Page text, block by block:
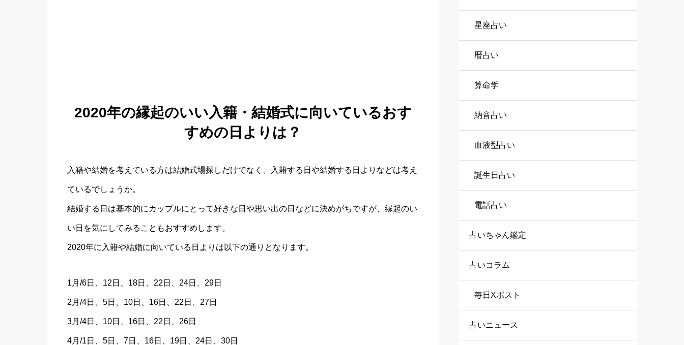
2020年の縁起のいい入籍・結婚式に向いているおす
すめの日よりは？
入籍や結婚を考えている方は結婚式場探しだけでなく、入籍する日や結婚する日よりなどは考え
ているでしょうか。
結婚する日は基本的にカップルにとって好きな日や思い出の日などに決めがちですが、縁起のい
い日を気にしてみることもおすすめします。
2020年に入籍や結婚に向いている日よりは以下の通りとなります。
1月/6日、12日、18日、22日、24日、29日
2月/4日、5日、10日、16日、22日、27日
3月/4日、10日、16日、22日、26日
4月/1日、5日、7日、16日、19日、24日、30日
星座占い
暦占い
算命学
納音占い
血液型占い
誕生日占い
電話占い
占いちゃん鑑定
占いコラム
毎日Xポスト
占いニュース